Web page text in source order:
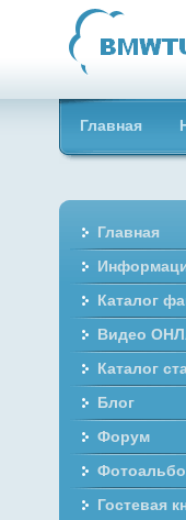
Главная
Главная
Каталог
Видео
Каталог
Блог
Форум
Гостевая